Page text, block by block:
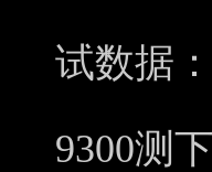
试数据
9300测